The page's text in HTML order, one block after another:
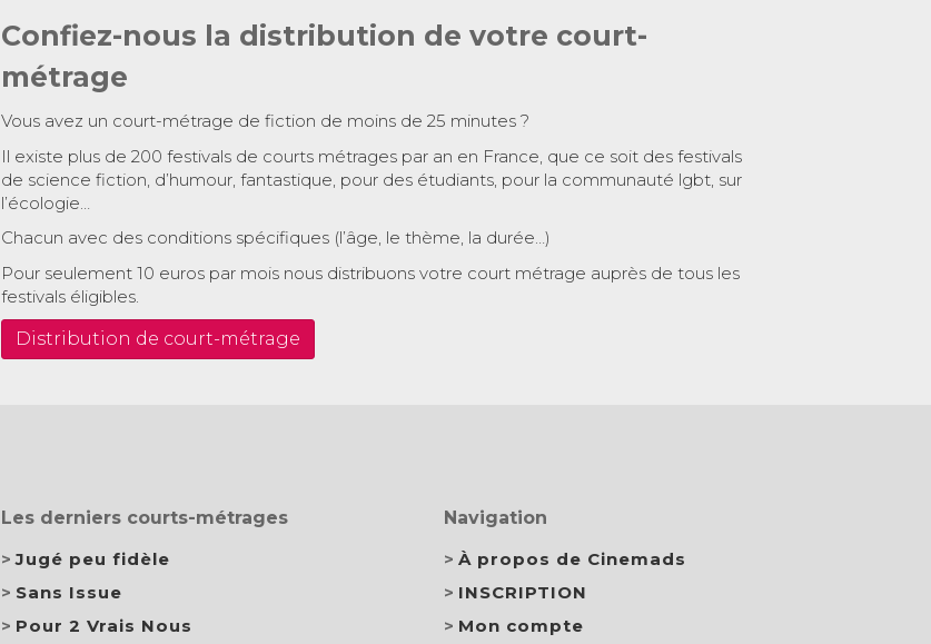
Confiez-nous la distribution de votre court-
métrage
Vous avez un court-métrage de fiction de moins de 25 minutes ?
Il existe plus de 200 festivals de courts métrages par an en France, que ce soit des festivals
de science fiction, d’humour, fantastique, pour des étudiants, pour la communauté lgbt, sur
l’écologie…
Chacun avec des conditions spécifiques (l’âge, le thème, la durée…)
Pour seulement 10 euros par mois nous distribuons votre court métrage auprès de tous les
festivals éligibles.
Distribution de court-métrage
Les derniers courts-métrages
Jugé peu fidèle
Sans Issue
Pour 2 Vrais Nous
Navigation
À propos de Cinemads
INSCRIPTION
Mon compte